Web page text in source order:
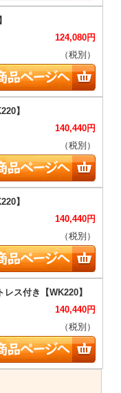
124,080円
（税別）
140,440円
（税別）
140,440円
（税別）
140,440円
（税別）